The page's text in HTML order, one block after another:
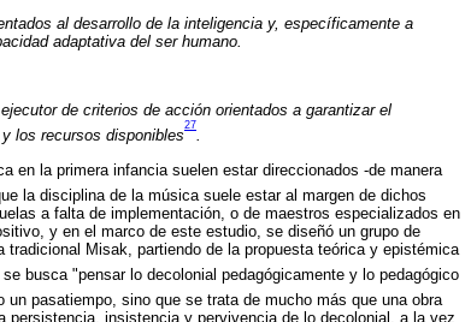
al desarrollo de la inteligencia y, específicamente a
adaptativa del ser humano.
de criterios de acción orientados a garantizar el
los recursos disponibles
27
.
en la primera infancia suelen estar direccionados -de manera
la disciplina de la música suele estar al margen de dichos
a falta de implementación, o de maestros especializados en
y en el marco de este estudio, se diseñó un grupo de
Misak, partiendo de la propuesta teórica y epistémica
se busca "pensar lo decolonial pedagógicamente y lo pedagógico
un pasatiempo, sino que se trata de mucho más que una obra
insistencia y pervivencia de lo decolonial, a la vez